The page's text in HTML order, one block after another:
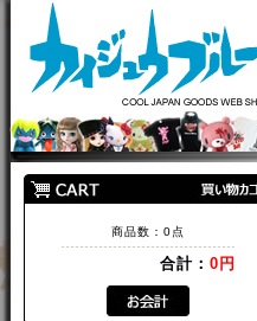
商品数：0点
合計： 0円